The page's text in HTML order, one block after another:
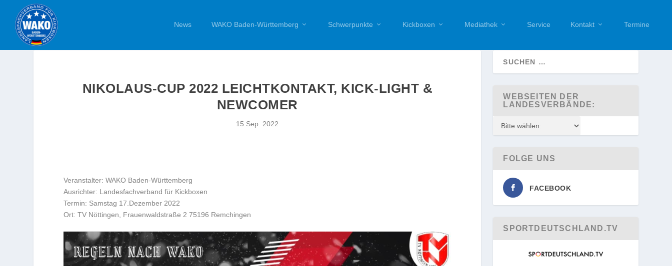
News WAKO Baden-Württemberg Schwerpunkte Kickboxen Mediathek Service Kontakt Termine
NIKOLAUS-CUP 2022 LEICHTKONTAKT, KICK-LIGHT &
NEWCOMER
15 Sep. 2022
Veranstalter: WAKO Baden-Württemberg
Ausrichter: Landesfachverband für Kickboxen
Termin: Samstag 17.Dezember 2022
Ort: TV Nöttingen, Frauenwaldstraße 2 75196 Remchingen
WEBSEITEN DER
LANDESVERBÄNDE:
FOLGE UNS
FACEBOOK
SPORTDEUTSCHLAND.TV